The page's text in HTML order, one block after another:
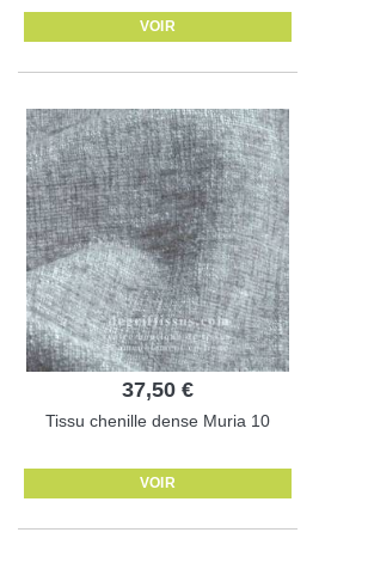
VOIR
37,50 €
Tissu chenille dense Muria 10
VOIR